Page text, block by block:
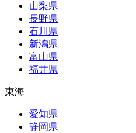
山梨県
長野県
石川県
新潟県
富山県
福井県
東海
愛知県
静岡県